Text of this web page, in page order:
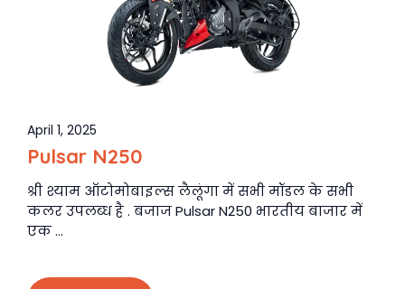
April 1, 2025
Pulsar N250
श्री श्याम ऑटोमोबाइल्स लैलूंगा में सभी मॉडल के सभी
कलर उपलब्ध है . बजाज Pulsar N250 भारतीय बाजार में
एक ...